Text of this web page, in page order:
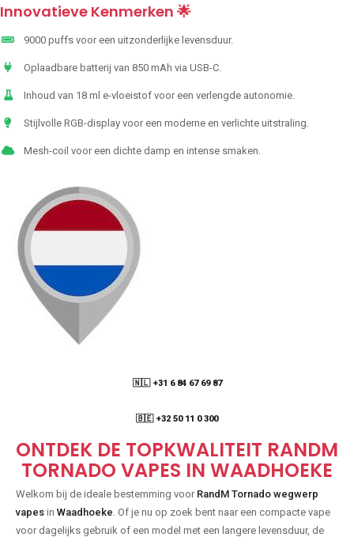
Innovatieve Kenmerken 🌟
9000 puffs voor een uitzonderlijke levensduur.
Oplaadbare batterij van 850 mAh via USB-C.
Inhoud van 18 ml e-vloeistof voor een verlengde autonomie.
Stijlvolle RGB-display voor een moderne en verlichte uitstraling.
Mesh-coil voor een dichte damp en intense smaken.
🇳🇱 +31 6 84 67 69 87
🇧🇪 +32 50 11 0 300
ONTDEK DE TOPKWALITEIT RANDM
TORNADO VAPES IN WAADHOEKE
Welkom bij de ideale bestemming voor RandM Tornado wegwerp
vapes in Waadhoeke . Of je nu op zoek bent naar een compacte vape
voor dagelijks gebruik of een model met een langere levensduur, de